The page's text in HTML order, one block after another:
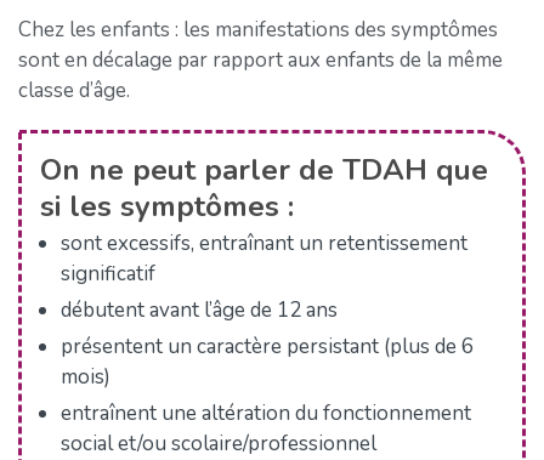
Chez les enfants : les manifestations des symptômes
sont en décalage par rapport aux enfants de la même
classe d’âge.
On ne peut parler de TDAH que
si les symptômes :
sont excessifs, entraînant un retentissement
significatif
débutent avant l’âge de 12 ans
présentent un caractère persistant (plus de 6
mois)
entraînent une altération du fonctionnement
social et/ou scolaire/professionnel